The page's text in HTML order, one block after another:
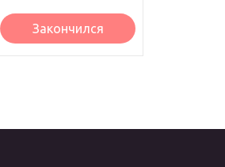
Закончился